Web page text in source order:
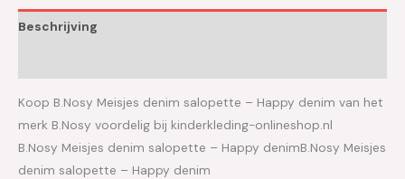
Beschrijving
Koop B.Nosy Meisjes denim salopette – Happy denim van het
merk B.Nosy voordelig bij kinderkleding-onlineshop.nl
B.Nosy Meisjes denim salopette – Happy denimB.Nosy Meisjes
denim salopette – Happy denim